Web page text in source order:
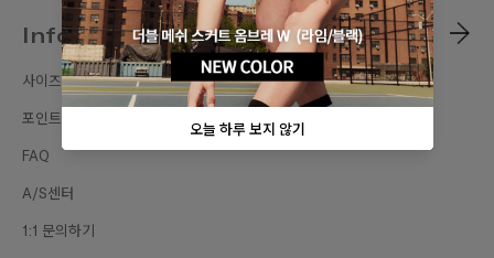
Information
사이즈가이드
포인트 혜택
FAQ
A/S센터
1:1 문의하기